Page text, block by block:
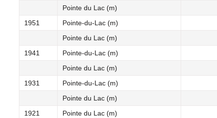
Pointe du Lac (m)
1951
Pointe-du-Lac (m)
Pointe du Lac (m)
1941
Pointe-du-Lac (m)
Pointe du Lac (m)
1931
Pointe-du-Lac (m)
Pointe du Lac (m)
1921
Pointe du Lac (m)